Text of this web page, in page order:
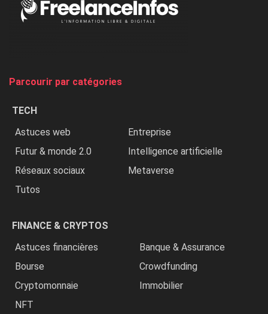
Nigeria,
Parcourir par catégories
TECH
Astuces web
Entreprise
Futur & monde 2.0
Intelligence artificielle
Réseaux sociaux
Metaverse
Tutos
FINANCE & CRYPTOS
Astuces financières
Banque & Assurance
Bourse
Crowdfunding
Cryptomonnaie
Immobilier
NFT